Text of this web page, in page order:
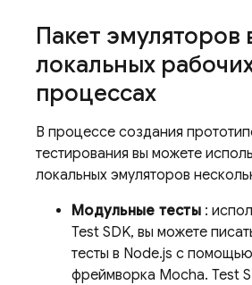
Пакет эмуляторов
локальных
процессах
В процессе создания
тестирования вы можете
локальных эмуляторов
Модульные тесты:
Test SDK, вы можете
тесты в Node.js с
фреймворка Mocha. Test